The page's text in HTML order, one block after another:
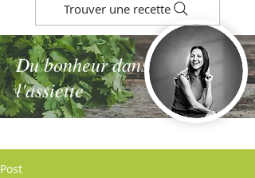
Trouver une recette
Du bonheur dans
l'assiette
Post